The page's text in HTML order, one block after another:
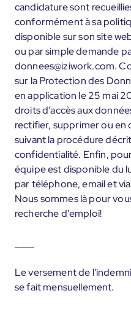
candidature sont
conformément à sa
disponible sur son site
ou par simple demande
donnees@iziwork.com.
sur la Protection des
en application le 25 mai
droits d’accès aux
rectifier, supprimer ou en
suivant la procédure
confidentialité. Enfin,
équipe est disponible du
par téléphone, email et
Nous sommes là pour
recherche d'emploi!
Le versement de
se fait mensuellement.